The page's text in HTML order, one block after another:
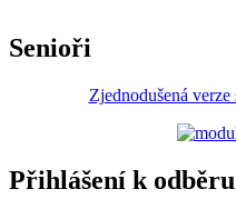
Senioři
Zjednodušená
Přihlášení k